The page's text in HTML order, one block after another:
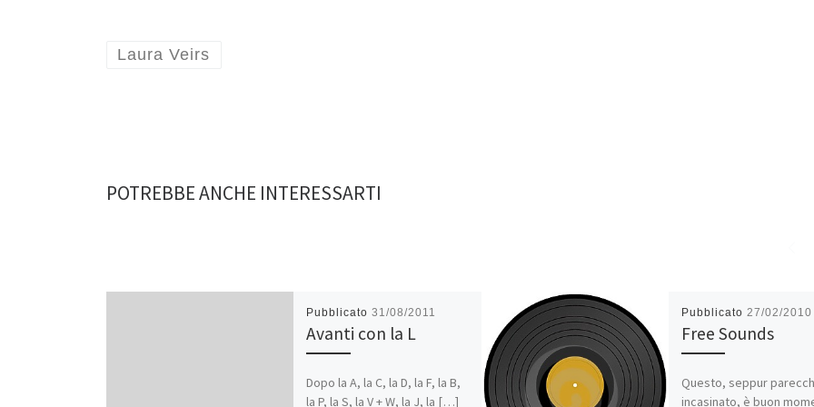
Laura Veirs
POTREBBE ANCHE INTERESSARTI
Pubblicato31/08/2011
Avanti con la L
Dopo la A, la C, la D, la F, la B,
la P, la S, la V + W, la J, la […]
Pubblicato 27/02/2010
Free Sounds
Questo, seppur
incasinato, è buon